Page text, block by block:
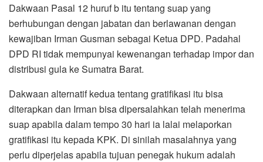
Dakwaan Pasal 12 huruf b itu tentang suap yang
berhubungan dengan jabatan dan berlawanan dengan
kewajiban Irman Gusman sebagai Ketua DPD. Padahal
DPD RI tidak mempunyai kewenangan terhadap impor dan
distribusi gula ke Sumatra Barat.
Dakwaan alternatif kedua tentang gratifikasi itu bisa
diterapkan dan Irman bisa dipersalahkan telah menerima
suap apabila dalam tempo 30 hari ia lalai melaporkan
gratifikasi itu kepada KPK. Di sinilah masalahnya yang
perlu diperjelas apabila tujuan penegak hukum adalah